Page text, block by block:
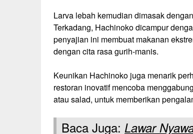
Larva lebah kemudian dimasak
Terkadang, Hachinoko dicampur
penyajian ini membuat makanan
dengan cita rasa gurih-manis.
Keunikan Hachinoko juga menarik
restoran inovatif mencoba
atau salad, untuk memberikan
Baca Juga: Lawar